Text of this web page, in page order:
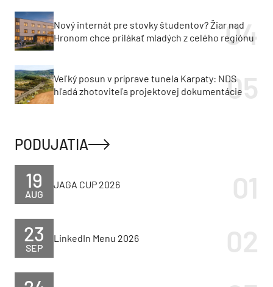
Nový internát pre stovky študentov? Žiar nad
Hronom chce prilákať mladých z celého regiónu
Veľký posun v príprave tunela Karpaty: NDS
hľadá zhotoviteľa projektovej dokumentácie
PODUJATIA
AUG
19 JAGA CUP 2026
SEP
23 LinkedIn Menu 2026